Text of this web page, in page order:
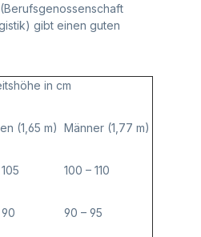
gibt einen guten
in cm
(1,65 m) Männer (1,77 m)
100 – 110
90 – 95